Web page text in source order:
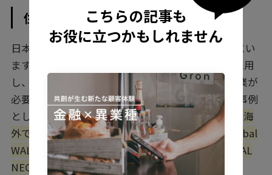
住信SBIネット銀行「NEOBANK」
日本ではSBIグループがBaaS活用の先頭グループにい
ます。近年、「NEOBANK」をブランド名として採用
し、銀行代理業ライセンス取得のサポートや、企業が
必要とする銀行機能の提供をスタートしました。事例
としては、日本航空株式会社（JAL）との提携で、海
外でも使える多通貨のプリペイドカード「JAL Global
WALLET」や、外貨預金やマイルも貯められる「JAL
NEOBANK」のサービスを提供しています。
こちらの記事も
お役に立つかもしれません